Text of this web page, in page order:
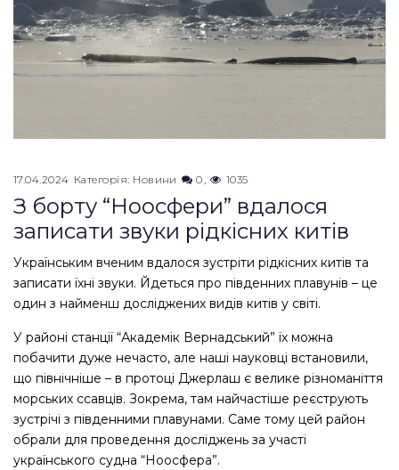
17.04.2024 Категорія: Новини 0 1035
З борту “Ноосфери” вдалося
записати звуки рідкісних китів
Українським вченим вдалося зустріти рідкісних китів та
записати їхні звуки. Йдеться про південних плавунів – це
один з найменш досліджених видів китів у світі.
У районі станції “Академік Вернадський” їх можна
побачити дуже нечасто, але наші науковці встановили,
що північніше – в протоці Джерлаш є велике різноманіття
морських ссавців. Зокрема, там найчастіше реєструють
зустрічі з південними плавунами. Саме тому цей район
обрали для проведення досліджень за участі
українського судна “Ноосфера”.